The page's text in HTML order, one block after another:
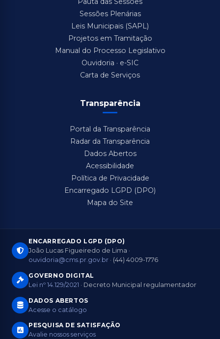
Sessões Plenárias
Leis Municipais (SAPL)
Projetos em Tramitação
Manual do Processo Legislativo
Ouvidoria · e-SIC
Carta de Serviços
Transparência
Portal da Transparência
Radar da Transparência
Dados Abertos
Acessibilidade
Política de Privacidade
Encarregado LGPD (DPO)
Mapa do Site
ENCARREGADO LGPD (DPO)
João Lucas Figueiredo de Lima ·
ouvidoria@cms.pr.gov.br · (44) 4009-1776
GOVERNO DIGITAL
Lei nº 14.129/2021 · Decreto Municipal regulamentador
DADOS ABERTOS
Acesse o catálogo
PESQUISA DE SATISFAÇÃO
Avalie nossos serviços